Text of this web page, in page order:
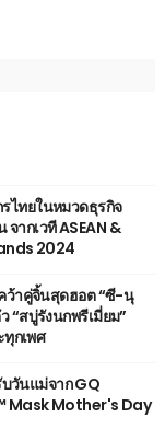
ไทยในหมวดธุรกิจ
ากเวที ASEAN &
2024
คว้าคู่จิ้นสุดฮอต “ซี-นุ
“สบู่รังนกพรีเมี่ยม”
กเพศ
วันแม่จาก GQ
Mask Mother's Day